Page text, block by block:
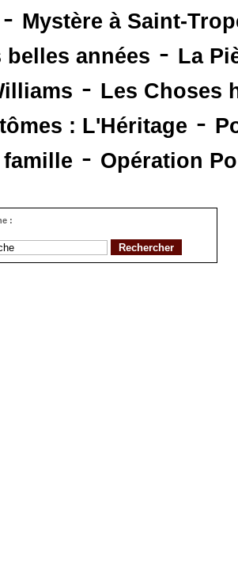
- Mystère à Saint-
belles années - La
- Les Choses
: L'Héritage -
famille - Opération
: